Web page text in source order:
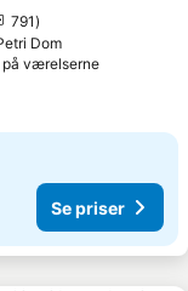
791
Dom
på værelserne
Se priser